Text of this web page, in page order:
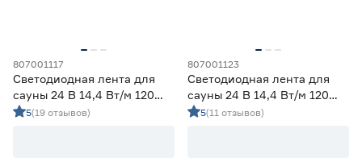
от до
Применение
807001117
Светодиодная лента для
сауны 24 В 14,4 Вт/м 120
LED/м IP68 5 м теплый свет
5(19 отзывов)
807001123
Светодиодная лента для
сауны 24 В 14,4 Вт/м 120
LED/м IP68 5 м синий свет
5(11 отзывов)